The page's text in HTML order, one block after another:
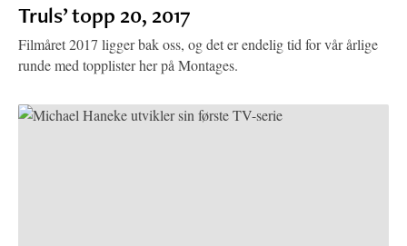
Truls’ topp 20, 2017
Filmåret 2017 ligger bak oss, og det er endelig tid for vår årlige
runde med topplister her på Montages.